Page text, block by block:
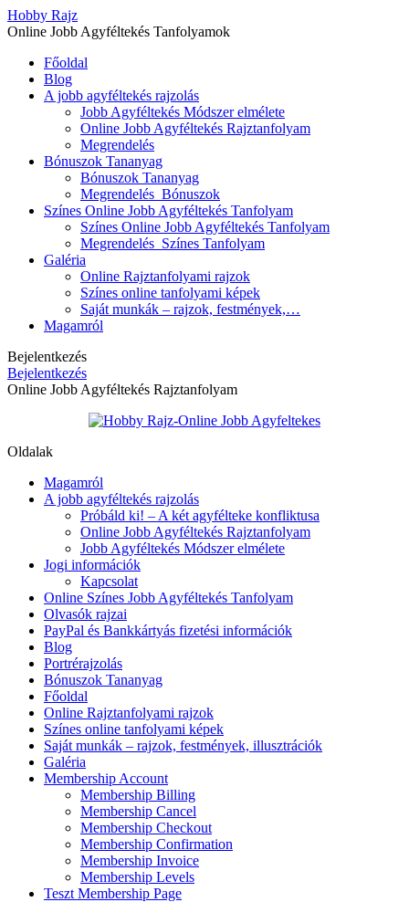
Hobby Rajz
Online Jobb Agyféltekés Tanfolyamok
Főoldal
Blog
A jobb agyféltekés rajzolás
Jobb Agyféltekés Módszer elmélete
Online Jobb Agyféltekés Rajztanfolyam
Megrendelés
Bónuszok Tananyag
Bónuszok Tananyag
Megrendelés_Bónuszok
Színes Online Jobb Agyféltekés Tanfolyam
Színes Online Jobb Agyféltekés Tanfolyam
Megrendelés_Színes Tanfolyam
Galéria
Online Rajztanfolyami rajzok
Színes online tanfolyami képek
Saját munkák – rajzok, festmények,…
Magamról
Bejelentkezés
Bejelentkezés
Online Jobb Agyféltekés Rajztanfolyam
Oldalak
Magamról
A jobb agyféltekés rajzolás
Próbáld ki! – A két agyfélteke konfliktusa
Online Jobb Agyféltekés Rajztanfolyam
Jobb Agyféltekés Módszer elmélete
Jogi információk
Kapcsolat
Online Színes Jobb Agyféltekés Tanfolyam
Olvasók rajzai
PayPal és Bankkártyás fizetési információk
Blog
Portrérajzolás
Bónuszok Tananyag
Főoldal
Online Rajztanfolyami rajzok
Színes online tanfolyami képek
Saját munkák – rajzok, festmények, illusztrációk
Galéria
Membership Account
Membership Billing
Membership Cancel
Membership Checkout
Membership Confirmation
Membership Invoice
Membership Levels
Teszt Membership Page